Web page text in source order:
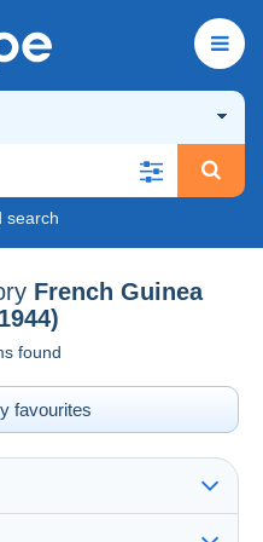
search
French Guinea
found
favourites